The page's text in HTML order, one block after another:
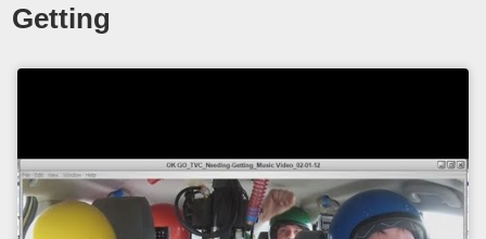
Getting